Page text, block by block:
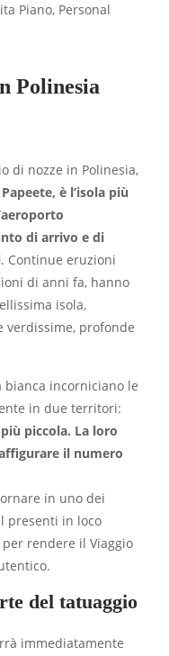
Piano, Personal
Polinesia
di nozze in Polinesia,
è l’isola più
di arrivo e di
. Continue eruzioni
di anni fa, hanno
isola,
verdissime, profonde
bianca incorniciano le
in due territori:
piccola. La loro
il numero
in uno dei
presenti in loco
per rendere il Viaggio
del tatuaggio
immediatamente